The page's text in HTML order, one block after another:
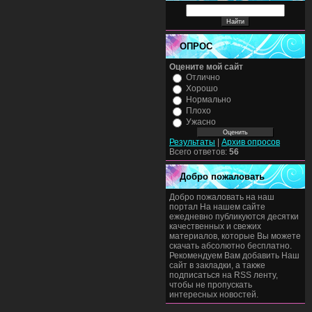
ОПРОС
Оцените мой сайт
Отлично
Хорошо
Нормально
Плохо
Ужасно
Результаты
Архив опросов
Всего ответов: 56
Добро пожаловать
Добро пожаловать на наш
портал На нашем сайте
ежедневно публикуются десятки
качественных и свежих
материалов, которые Вы можете
скачать абсолютно бесплатно.
Рекомендуем Вам добавить Наш
сайт в закладки, а также
подписаться на RSS ленту,
чтобы не пропускать
интересных новостей.